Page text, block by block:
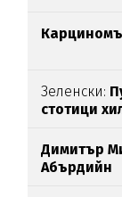
Зеленски:
стотици
Димитър
Абърдийн